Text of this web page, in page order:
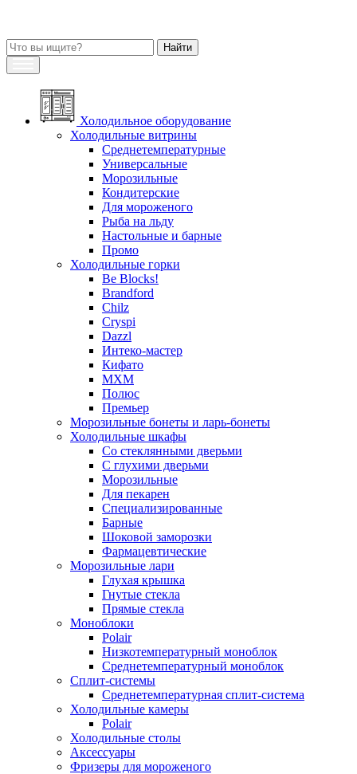
Холодильное оборудование
Холодильные витрины
Среднетемпературные
Универсальные
Морозильные
Кондитерские
Для мороженого
Рыба на льду
Настольные и барные
Промо
Холодильные горки
Be Blocks!
Brandford
Chilz
Cryspi
Dazzl
Интеко-мастер
Кифато
МХМ
Полюс
Премьер
Морозильные бонеты и ларь-бонеты
Холодильные шкафы
Со стеклянными дверьми
С глухими дверьми
Морозильные
Для пекарен
Специализированные
Барные
Шоковой заморозки
Фармацевтические
Морозильные лари
Глухая крышка
Гнутые стекла
Прямые стекла
Моноблоки
Polair
Низкотемпературный моноблок
Среднетемпературный моноблок
Сплит-системы
Среднетемпературная сплит-система
Холодильные камеры
Polair
Холодильные столы
Аксессуары
Фризеры для мороженого